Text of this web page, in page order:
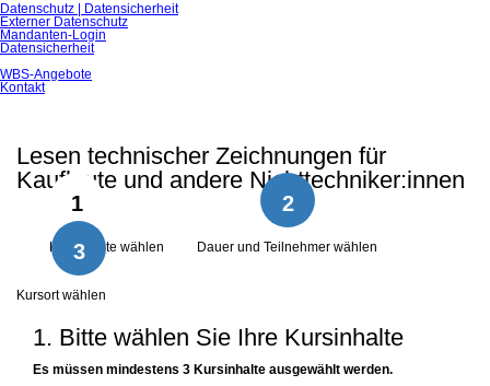
Datenschutz | Datensicherheit
Externer Datenschutz
Mandanten-Login
Datensicherheit
WBS-Angebote
Kontakt
Lesen technischer Zeichnungen für
Kaufleute und andere Nichttechniker:innen
1
Kursinhalte wählen
2
Dauer und Teilnehmer wählen
3
Kursort wählen
1. Bitte wählen Sie Ihre Kursinhalte
Es müssen mindestens 3 Kursinhalte ausgewählt werden.